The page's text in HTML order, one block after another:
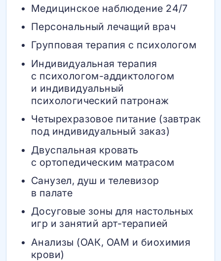
Медицинское наблюдение 24/7
Персональный лечащий врач
Групповая терапия с психологом
Индивидуальная терапия
с психологом-аддиктологом
и индивидуальный
психологический патронаж
Четырехразовое питание (завтрак
под индивидуальный заказ)
Двуспальная кровать
с ортопедическим матрасом
Санузел, душ и телевизор
в палате
Досуговые зоны для настольных
игр и занятий арт-терапией
Анализы (ОАК, ОАМ и биохимия
крови)